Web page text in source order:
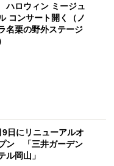
ロウィン ミージュ
コンサート開く（ノ
名栗の野外ステージ
9日にリニューアルオ
ン 「三井ガーデン
ル岡山」